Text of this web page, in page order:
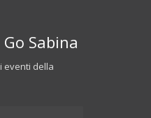
Sabina
eventi della